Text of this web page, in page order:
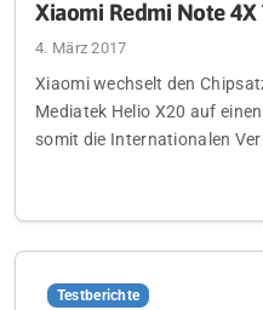
Xiaomi Redmi Note 4X
4. März 2017
Xiaomi wechselt den
Mediatek Helio X20 auf
somit die Internationalen
Testberichte